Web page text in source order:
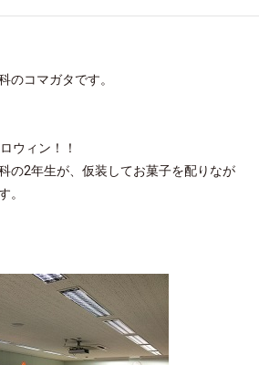
のコマガタです。
ウィン！！
の2年生が、仮装してお菓子を配りなが
。